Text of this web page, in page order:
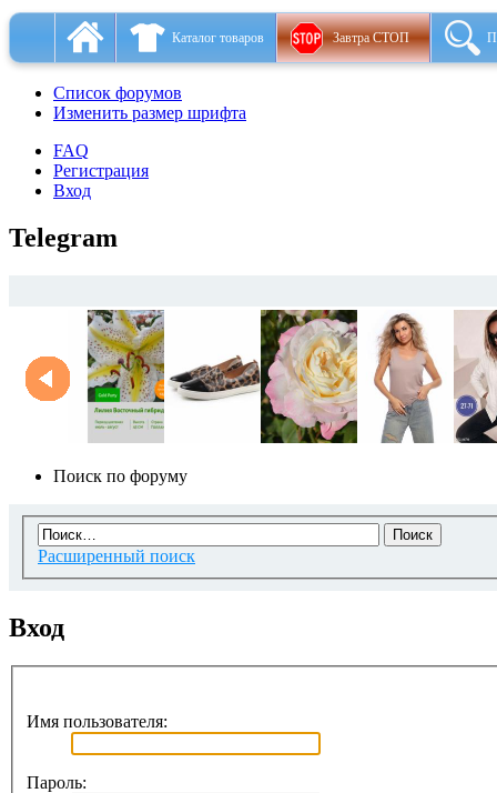
Каталог товаров Завтра СТОП
Список форумов
Изменить размер шрифта
FAQ
Регистрация
Вход
Telegram
Поиск по форуму
Расширенный поиск
Вход
Имя пользователя:
Пароль: